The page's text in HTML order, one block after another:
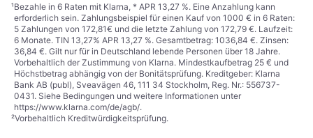
¹Bezahle in 6 Raten mit Klarna, * APR 13,27 %. Eine Anzahlung kann
erforderlich sein. Zahlungsbeispiel für einen Kauf von 1000 € in 6 Raten:
5 Zahlungen von 172,81€ und die letzte Zahlung von 172,79 €. Laufzeit:
6 Monate. TIN 13,27% APR 13,27 %. Gesamtbetrag: 1036,84 €. Zinsen:
36,84 €. Gilt nur für in Deutschland lebende Personen über 18 Jahre.
Vorbehaltlich der Zustimmung von Klarna. Mindestkaufbetrag 25 € und
Höchstbetrag abhängig von der Bonitätsprüfung. Kreditgeber: Klarna
Bank AB (publ), Sveavägen 46, 111 34 Stockholm, Reg. Nr.: 556737-
0431. Siehe Bedingungen und weitere Informationen unter
https://www.klarna.com/de/agb/.
²Vorbehaltlich Kreditwürdigkeitsprüfung.